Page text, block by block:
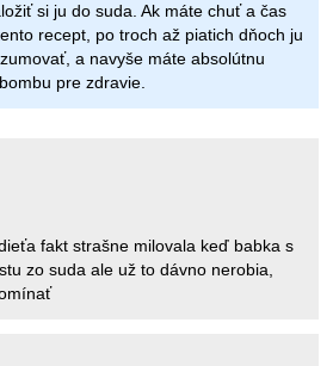
si ju do suda. Ak máte chuť a čas
recept, po troch až piatich dňoch ju
a navyše máte absolútnu
pre zdravie.
fakt strašne milovala keď babka s
zo suda ale už to dávno nerobia,